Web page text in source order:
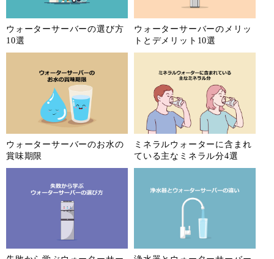
ウォーターサーバーの選び方
10選
ウォーターサーバーのメリッ
トとデメリット10選
ウォーターサーバーのお水の
賞味期限
ミネラルウォーターに含まれ
ている主なミネラル分4選